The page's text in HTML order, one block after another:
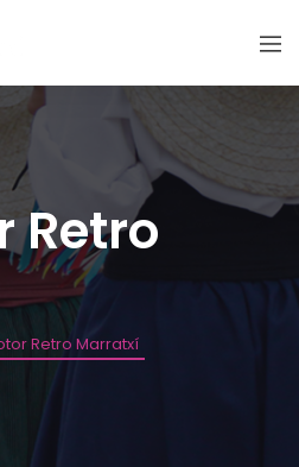
Retro
Retro Marratxí